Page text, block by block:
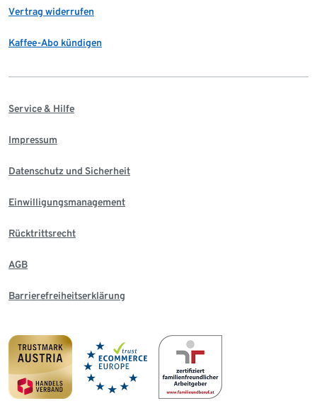
Vertrag widerrufen
Kaffee-Abo kündigen
Service & Hilfe
Impressum
Datenschutz und Sicherheit
Einwilligungsmanagement
Rücktrittsrecht
AGB
Barrierefreiheitserklärung